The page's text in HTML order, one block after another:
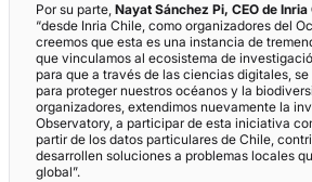
Por su parte, Nayat Sánchez Pi, CEO de Inria
“desde Inria Chile, como organizadores del
creemos que esta es una instancia de
que vinculamos al ecosistema de
para que a través de las ciencias digitales,
para proteger nuestros océanos y la
organizadores, extendimos nuevamente la
Observatory, a participar de esta iniciativa
partir de los datos particulares de Chile,
desarrollen soluciones a problemas locales
global”.